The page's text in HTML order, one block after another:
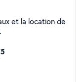
et la location de